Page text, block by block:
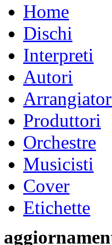
Home
Dischi
Interpreti
Autori
Produttori
Orchestre
Musicisti
Cover
Etichette